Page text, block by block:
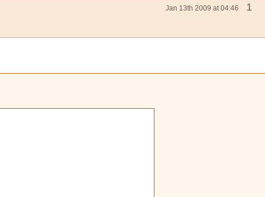
Jan 13th 2009 at 04:46 1